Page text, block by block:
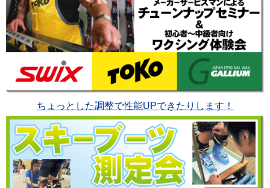
ちょっとした調整で性能UPできたりします！